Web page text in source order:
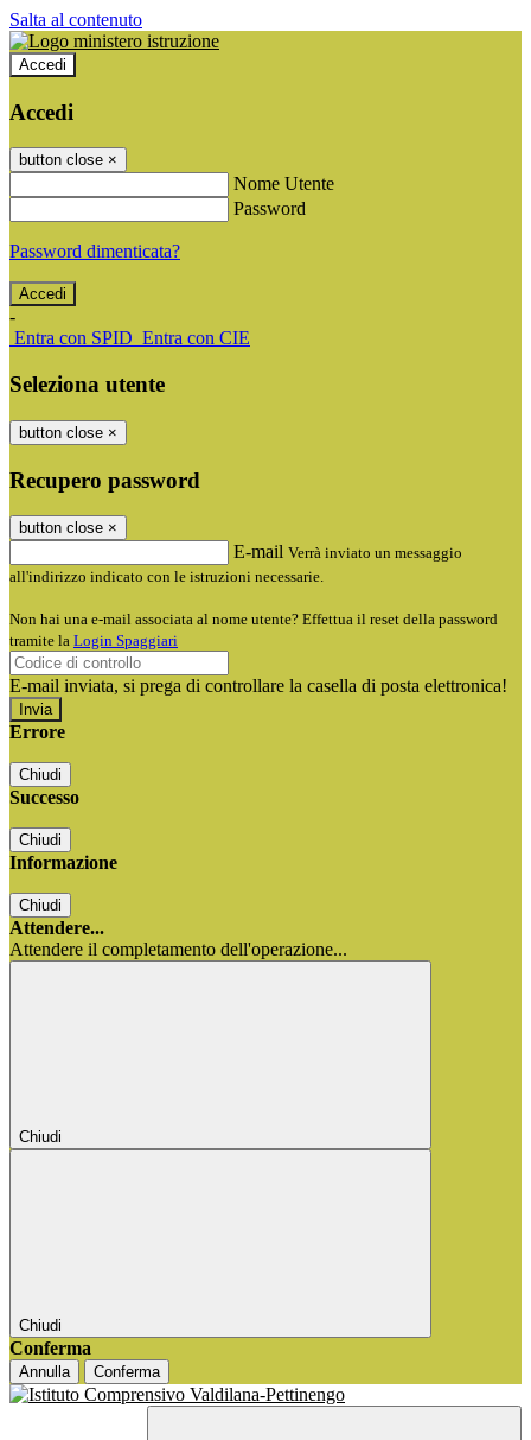
Salta al contenuto
Accedi
Accedi
button close ×
Nome Utente
Password
Password dimenticata?
-
Entra con SPID Entra con CIE
Seleziona utente
button close ×
Recupero password
button close ×
E-mail Verrà inviato un messaggio
all'indirizzo indicato con le istruzioni necessarie.
Non hai una e-mail associata al nome utente? Effettua il reset della password
tramite la Login Spaggiari
E-mail inviata, si prega di controllare la casella di posta elettronica!
Errore
Chiudi
Successo
Chiudi
Informazione
Chiudi
Attendere...
Attendere il completamento dell'operazione...
Chiudi
Chiudi
Conferma
Annulla Conferma